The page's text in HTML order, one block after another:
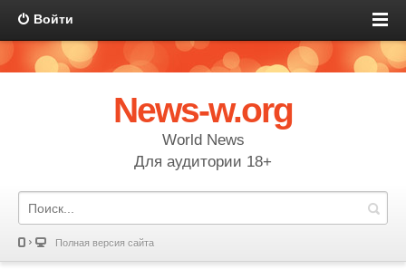
Войти
News-w.org
World News
Для аудитории 18+
Полная версия сайта